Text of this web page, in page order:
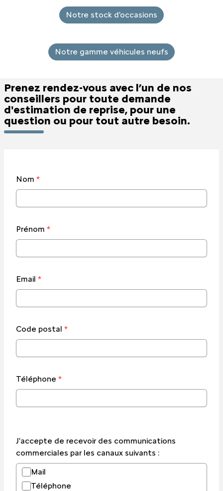
Notre stock d'occasions
Notre gamme véhicules neufs
Prenez rendez-vous avec l’un de nos
conseillers pour toute demande
d'estimation de reprise, pour une
question ou pour tout autre besoin.
Nom *
Prénom *
Email *
Code postal *
Téléphone *
J'accepte de recevoir des communications
commerciales par les canaux suivants :
Mail
Téléphone